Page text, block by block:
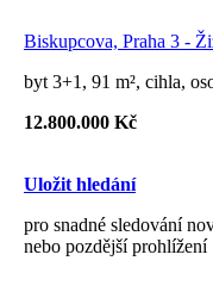
Biskupcova, Praha 3 -
byt 3+1, 91 m², cihla,
12.800.000 Kč
Uložit hledání
pro snadné sledování
nebo pozdější prohlížení